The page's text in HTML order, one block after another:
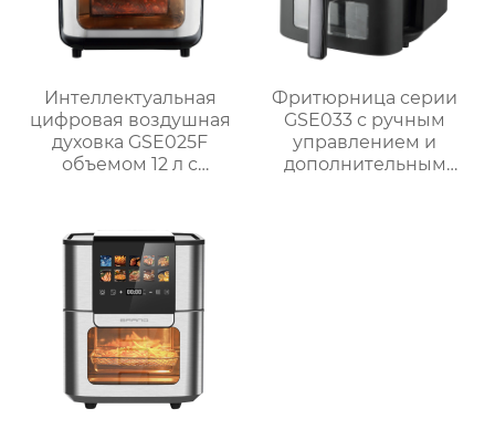
Интеллектуальная
цифровая воздушная
духовка GSE025F
объемом 12 л с
гриле
Фритюрница серии
GSE033 с ручным
управлением и
дополнительным